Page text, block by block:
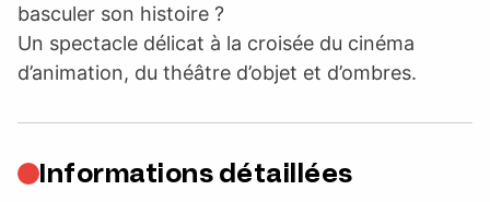
basculer son histoire ?
Un spectacle délicat à la croisée du cinéma
d’animation, du théâtre d’objet et d’ombres.
Informations détaillées